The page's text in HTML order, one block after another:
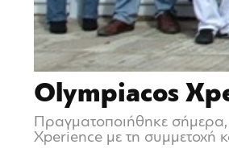
Olympiacos
Πραγματοποιήθηκε σήμερα,
Xperience με τη συμμετοχή